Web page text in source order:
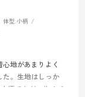
体型:小柄
地があまりよく
た。生地はしっか
柄ですがxsサイズ